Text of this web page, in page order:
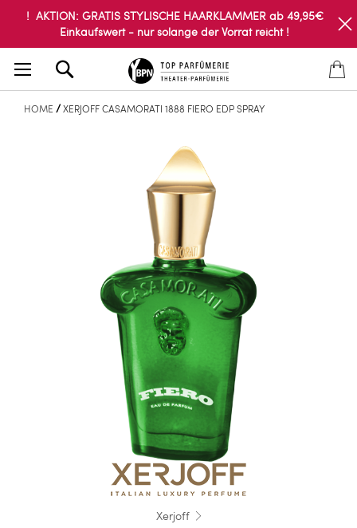
! AKTION: GRATIS STYLISCHE HAARKLAMMER ab 49,95€
Einkaufswert - nur solange der Vorrat reicht !
HOME XERJOFF CASAMORATI 1888 FIERO EDP SPRAY
Xerjoff